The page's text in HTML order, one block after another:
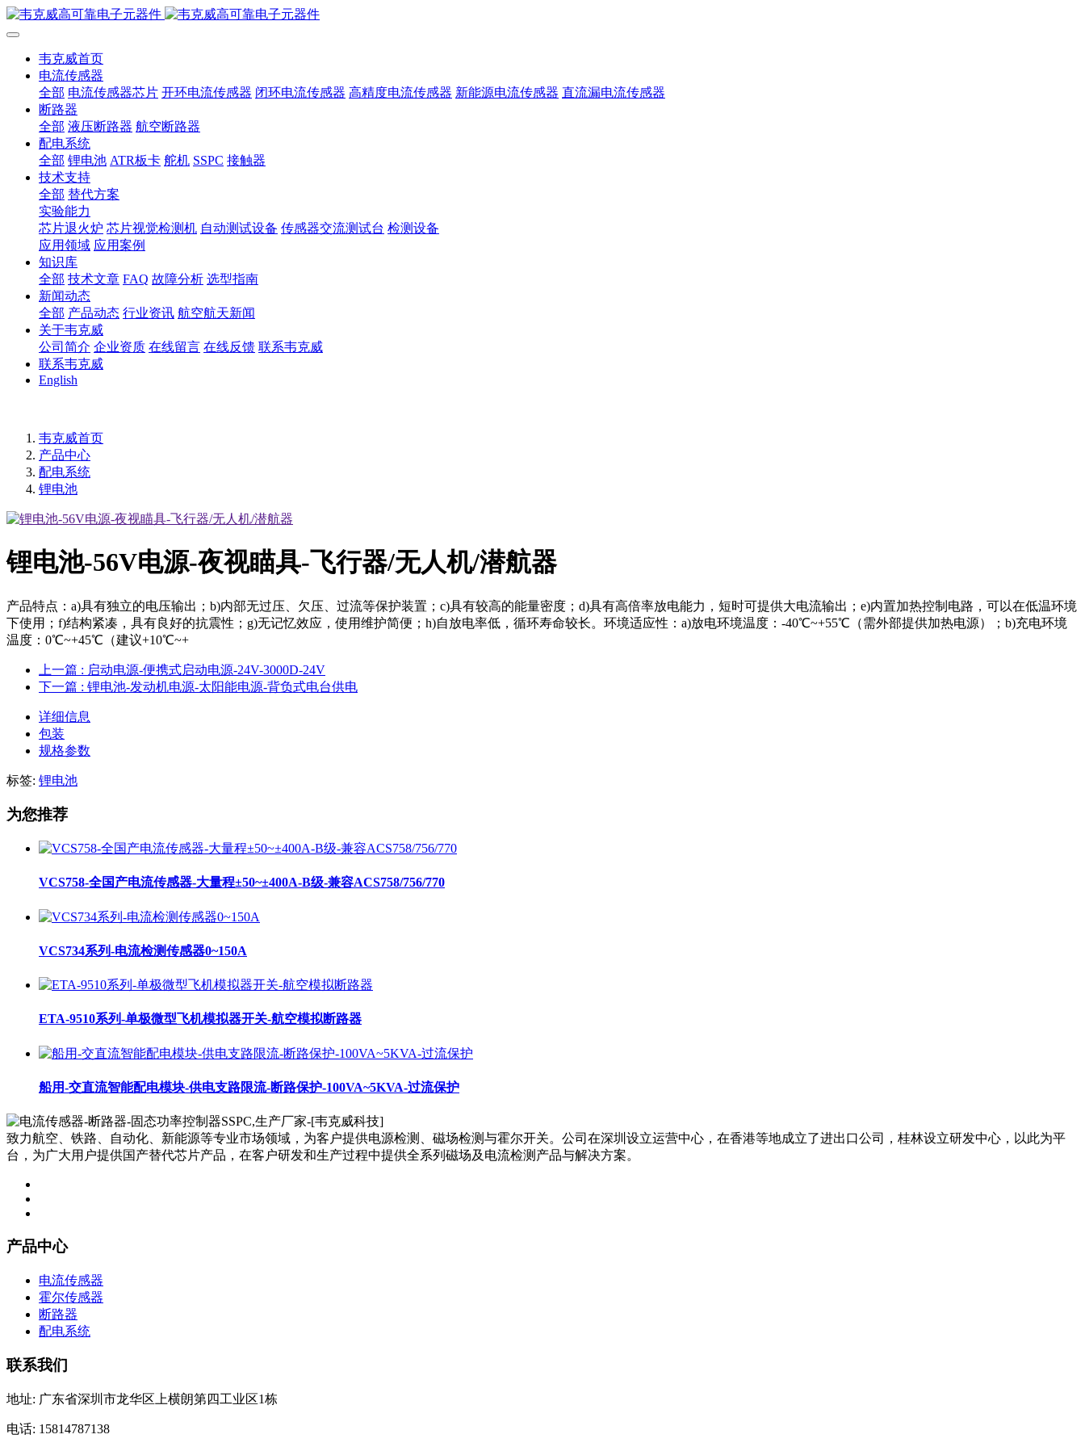
韦克威首页
电流传感器
全部 电流传感器芯片 开环电流传感器 闭环电流传感器 高精度电流传感器 新能源电流传感器 直流漏电流传感器
断路器
全部 液压断路器 航空断路器
配电系统
全部 锂电池 ATR板卡 舵机 SSPC 接触器
技术支持
全部 替代方案
实验能力
芯片退火炉 芯片视觉检测机 自动测试设备 传感器交流测试台 检测设备
应用领域 应用案例
知识库
全部 技术文章 FAQ 故障分析 选型指南
新闻动态
全部 产品动态 行业资讯 航空航天新闻
关于韦克威
公司简介 企业资质 在线留言 在线反馈 联系韦克威
联系韦克威
English
韦克威首页
产品中心
配电系统
锂电池
锂电池-56V电源-夜视瞄具-飞行器/无人机/潜航器
产品特点：a)具有独立的电压输出；b)内部无过压、欠压、过流等保护装置；c)具有较高的能量密度；d)具有高倍率放电能力，短时可提供大电流输出；e)内置加热控制电路，可以在低温环境
下使用；f)结构紧凑，具有良好的抗震性；g)无记忆效应，使用维护简便；h)自放电率低，循环寿命较长。环境适应性：a)放电环境温度：-40℃~+55℃（需外部提供加热电源）；b)充电环境
温度：0℃~+45℃（建议+10℃~+
上一篇 : 启动电源-便携式启动电源-24V-3000D-24V
下一篇 : 锂电池-发动机电源-太阳能电源-背负式电台供电
详细信息
包装
规格参数
标签: 锂电池
为您推荐
VCS758-全国产电流传感器-大量程±50~±400A-B级-兼容ACS758/756/770
VCS734系列-电流检测传感器0~150A
ETA-9510系列-单极微型飞机模拟器开关-航空模拟断路器
船用-交直流智能配电模块-供电支路限流-断路保护-100VA~5KVA-过流保护
致力航空、铁路、自动化、新能源等专业市场领域，为客户提供电源检测、磁场检测与霍尔开关。公司在深圳设立运营中心，在香港等地成立了进出口公司，桂林设立研发中心，以此为平
台，为广大用户提供国产替代芯片产品，在客户研发和生产过程中提供全系列磁场及电流检测产品与解决方案。
产品中心
电流传感器
霍尔传感器
断路器
配电系统
联系我们
地址: 广东省深圳市龙华区上横朗第四工业区1栋
电话: 15814787138